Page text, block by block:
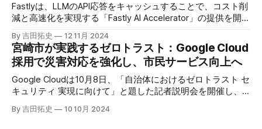
Fastlyは、LLMのAPI応答をキャッシュすることで、コスト削
減と高速化を実現する「Fastly AI Accelerator」の提供を開始
した。キップ・コンプトン最高プロダクト責任者（CPO）
は、類似した質問への応答を再利用し、効率的な処理を可能
にすると説明した。さらに、コンプトンは、エッジコンピュ
ーティングの利点を活かしたパーソナライズや、エッジにお
けるGPUの経済性、セキュリティへの取り組みなど、Fastly
のAI戦略について語った。
By 吉田拓史 12 11月 2024
宮崎市が実践するゼロトラスト：Google Cloud
採用で災害対応を強化し、市民サービス向上へ
Google Cloudは10月8日、「自治体におけるゼロトラスト セ
キュリティ 実現に向けて」と題した記者説明会を開催し、
自治体向けにゼロトラストセキュリティ導入を支援するプロ
グラムを発表した。宮崎市の事例では、Google Workspace
By 吉田拓史 10 10月 2024